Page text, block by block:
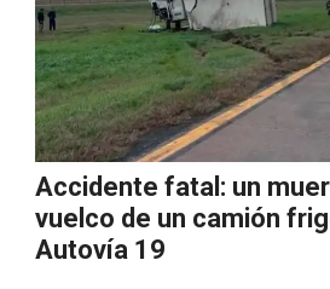
Accidente fatal: un
vuelco de un camión
Autovía 19